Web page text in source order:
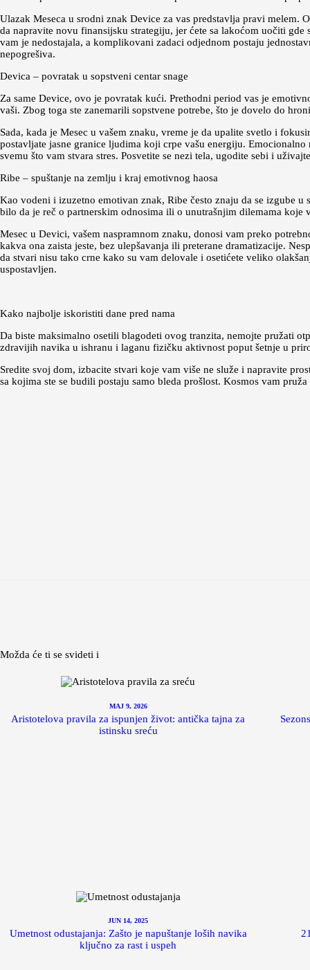
Ulazak Meseca u srodni znak Device za vas predstavlja pravi melem.
da napravite novu finansijsku strategiju, jer ćete sa lakoćom uočiti
vam je nedostajala, a komplikovani zadaci odjednom postaju
nepogrešiva.
Devica – povratak u sopstveni centar snage
Za same Device, ovo je povratak kući. Prethodni period vas je
vaši. Zbog toga ste zanemarili sopstvene potrebe, što je dovelo do
Sada, kada je Mesec u vašem znaku, vreme je da upalite svetlo i
postavljate jasne granice ljudima koji crpe vašu energiju.
svemu što vam stvara stres. Posvetite se nezi tela, ugodite sebi i
Ribe – spuštanje na zemlju i kraj emotivnog haosa
Kao vodeni i izuzetno emotivan znak, Ribe često znaju da se izgube
bilo da je reč o partnerskim odnosima ili o unutrašnjim dilemama koje
Mesec u Devici, vašem naspramnom znaku, donosi vam preko
kakva ona zaista jeste, bez ulepšavanja ili preterane dramatizacije.
da stvari nisu tako crne kako su vam delovale i osetićete veliko
uspostavljen.
Kako najbolje iskoristiti dane pred nama
Da biste maksimalno osetili blagodeti ovog tranzita, nemojte pružati
zdravijih navika u ishranu i laganu fizičku aktivnost poput šetnje u
Sredite svoj dom, izbacite stvari koje vam više ne služe i napravite
sa kojima ste se budili postaju samo bleda prošlost. Kosmos vam
Možda će ti se svideti i
MAJ 9, 2026
Aristotelova pravila za ispunjen život: antička tajna za
istinsku sreću
JUN 14, 2025
Umetnost odustajanja: Zašto je napuštanje loših navika
ključno za rast i uspeh